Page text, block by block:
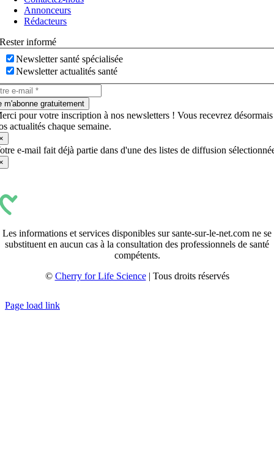
Annonceurs
Rédacteurs
Rester informé
Newsletter santé spécialisée
Newsletter actualités santé
m'abonne gratuitement
pour votre inscription à nos newsletters ! Vous recevrez désormais
actualités chaque semaine.
e-mail fait déjà partie dans d'une des listes de diffusion
Les informations et services disponibles sur sante-sur-le-net.com ne se
substituent en aucun cas à la consultation des professionnels de santé
compétents.
© Cherry for Life Science| Tous droits réservés
Page load link